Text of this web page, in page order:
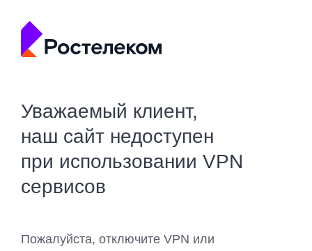
Уважаемый клиент,
наш сайт недоступен
при использовании VPN
сервисов
Пожалуйста, отключите VPN или